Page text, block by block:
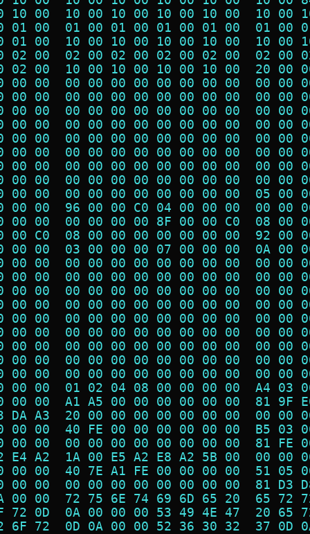
10 00  10 00 10 00 10 00 10 00  10
01 00  01 00 01 00 01 00 01 00  01
01 00  10 00 10 00 10 00 10 00  10
02 00  02 00 02 00 02 00 02 00  02
02 00  10 00 10 00 10 00 10 00  20
00 00  00 00 00 00 00 00 00 00  00
00 00  00 00 00 00 00 00 00 00  00
00 00  00 00 00 00 00 00 00 00  00
00 00  00 00 00 00 00 00 00 00  00
00 00  00 00 00 00 00 00 00 00  00
00 00  00 00 00 00 00 00 00 00  00
00 00  00 00 00 00 00 00 00 00  00
00 00  00 00 00 00 00 00 00 00  00
00 00  00 00 00 00 00 00 00 00  05
00 00  96 00 00 C0 04 00 00 00  00
00 00  00 00 00 00 8F 00 00 C0  08
00 C0  08 00 00 00 00 00 00 00  92
00 00  03 00 00 00 07 00 00 00  0A
00 00  00 00 00 00 00 00 00 00  00
00 00  00 00 00 00 00 00 00 00  00
00 00  00 00 00 00 00 00 00 00  00
00 00  00 00 00 00 00 00 00 00  00
00 00  00 00 00 00 00 00 00 00  00
00 00  00 00 00 00 00 00 00 00  00
00 00  00 00 00 00 00 00 00 00  00
00 00  00 00 00 00 00 00 00 00  00
00 00  00 00 00 00 00 00 00 00  00
00 00  01 02 04 08 00 00 00 00  A4
00 00  A1 A5 00 00 00 00 00 00  81
DA A3  20 00 00 00 00 00 00 00  00
00 00  40 FE 00 00 00 00 00 00  B5
00 00  00 00 00 00 00 00 00 00  81
E4 A2  1A 00 E5 A2 E8 A2 5B 00  00
00 00  40 7E A1 FE 00 00 00 00  51
00 00  00 00 00 00 00 00 00 00  81
00 00  72 75 6E 74 69 6D 65 20  65
72 0D  0A 00 00 00 53 49 4E 47  20
6F 72  0D 0A 00 00 52 36 30 32  37